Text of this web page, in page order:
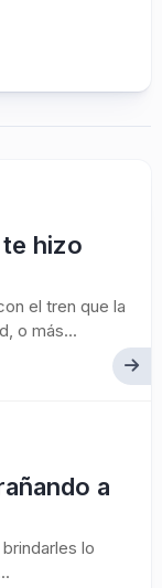
hizo
el tren que la
o más...
a
lo